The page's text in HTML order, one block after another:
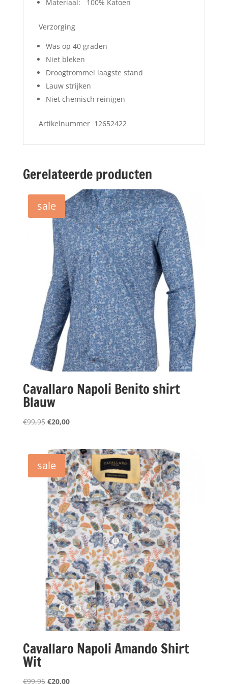
Materiaal: 100% Katoen
Verzorging
Was op 40 graden
Niet bleken
Droogtrommel laagste stand
Lauw strijken
Niet chemisch reinigen
Artikelnummer 12652422
Gerelateerde producten
sale
Cavallaro Napoli Benito shirt
Blauw
€99,95 Oorspronkelijke
€99,95.
€20,00Huidige
€20,00.
sale
Cavallaro Napoli Amando Shirt
Wit
€99,95 Oorspronkelijke
€20,00Huidige